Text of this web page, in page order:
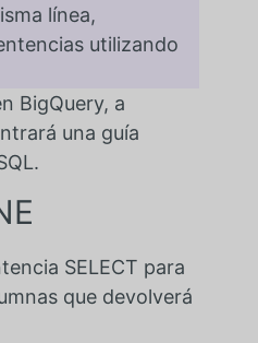
línea,
utilizando
BigQuery, a
una guía
SELECT para
que devolverá